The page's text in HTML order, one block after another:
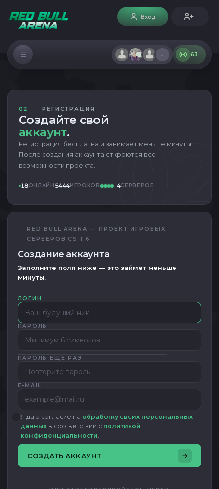
Вход
63
02
02 РЕГИСТРАЦИЯ
Создайте свой
аккаунт.
Регистрация бесплатна и занимает меньше минуты.
После создания аккаунта откроются все
возможности проекта.
18ОНЛАЙН 5444ИГРОКОВ 4СЕРВЕРОВ
RED BULL ARENA — ПРОЕКТ ИГРОВЫХ
СЕРВЕРОВ CS 1.6
Создание аккаунта
Заполните поля ниже — это займёт меньше
минуты.
ЛОГИН
ПАРОЛЬ
ПАРОЛЬ ЕЩЁ РАЗ
E-MAIL
Я даю согласие на обработку своих персональных
данных в соответствии с политикой
конфиденциальности.
СОЗДАТЬ АККАУНТ